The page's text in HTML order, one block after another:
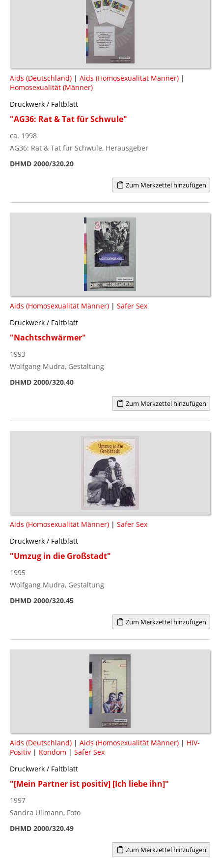
Aids (Deutschland) | Aids (Homosexualität Männer) |
Homosexualität (Männer)
Druckwerk / Faltblatt
"AG36: Rat & Tat für Schwule"
ca. 1998
AG36: Rat & Tat für Schwule, Herausgeber
DHMD 2000/320.20
Zum Merkzettel hinzufügen
Aids (Homosexualität Männer) | Safer Sex
Druckwerk / Faltblatt
"Nachtschwärmer"
1993
Wolfgang Mudra, Gestaltung
DHMD 2000/320.40
Zum Merkzettel hinzufügen
Aids (Homosexualität Männer) | Safer Sex
Druckwerk / Faltblatt
"Umzug in die Großstadt"
1995
Wolfgang Mudra, Gestaltung
DHMD 2000/320.45
Zum Merkzettel hinzufügen
Aids (Deutschland) | Aids (Homosexualität Männer) | HIV-
Positiv | Kondom | Safer Sex
Druckwerk / Faltblatt
"[Mein Partner ist positiv] [Ich liebe ihn]"
1997
Sandra Ullmann, Foto
DHMD 2000/320.49
Zum Merkzettel hinzufügen